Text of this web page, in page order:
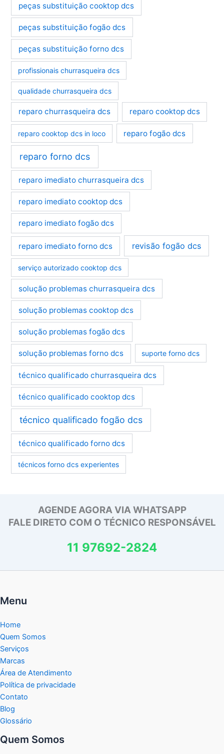
peças substituição cooktop dcs
peças substituição fogão dcs
peças substituição forno dcs
profissionais churrasqueira dcs
qualidade churrasqueira dcs
reparo churrasqueira dcs reparo cooktop dcs
reparo cooktop dcs in loco reparo fogão dcs
reparo forno dcs
reparo imediato churrasqueira dcs
reparo imediato cooktop dcs
reparo imediato fogão dcs
reparo imediato forno dcs revisão fogão dcs
serviço autorizado cooktop dcs
solução problemas churrasqueira dcs
solução problemas cooktop dcs
solução problemas fogão dcs
solução problemas forno dcs suporte forno dcs
técnico qualificado churrasqueira dcs
técnico qualificado cooktop dcs
técnico qualificado fogão dcs
técnico qualificado forno dcs
técnicos forno dcs experientes
AGENDE AGORA VIA WHATSAPP
FALE DIRETO COM O TÉCNICO RESPONSÁVEL
11 97692-2824
Menu
Home
Quem Somos
Serviços
Marcas
Área de Atendimento
Política de privacidade
Contato
Blog
Glossário
Quem Somos